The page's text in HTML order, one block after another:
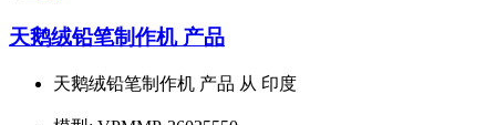
天鹅绒铅笔制作机 产品
天鹅绒铅笔制作机 产品 从 印度